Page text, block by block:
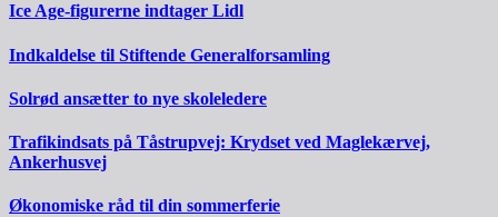
Ice Age-figurerne indtager Lidl
Indkaldelse til Stiftende Generalforsamling
Solrød ansætter to nye skoleledere
Trafikindsats på Tåstrupvej: Krydset ved Maglekærvej,
Ankerhusvej
Økonomiske råd til din sommerferie